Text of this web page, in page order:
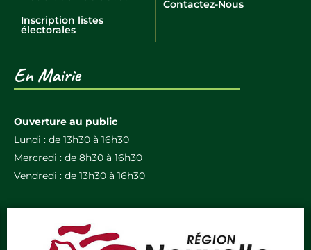
Inscription listes
électorales
Contactez-Nous
En Mairie
Ouverture au public
Lundi : de 13h30 à 16h30
Mercredi : de 8h30 à 16h30
Vendredi : de 13h30 à 16h30